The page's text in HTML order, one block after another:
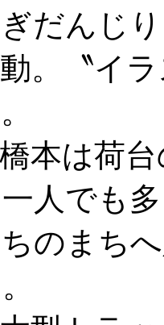
だんじ
。〝イ
本は荷
人でも
のまち